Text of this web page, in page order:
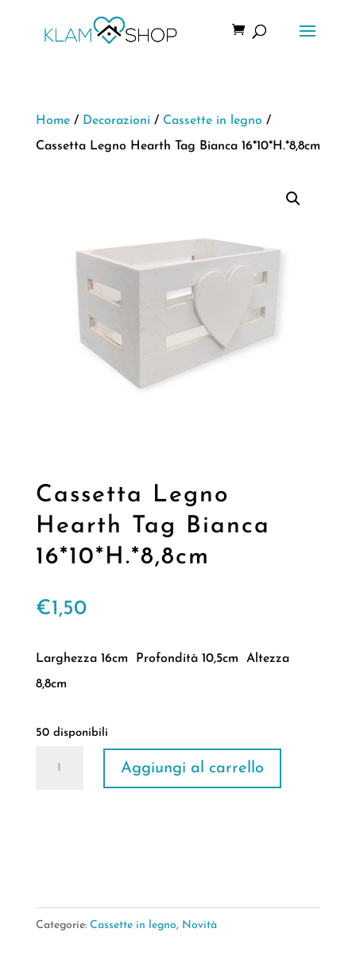
Home/ Decorazioni / Cassette in legno /
Cassetta Legno Hearth Tag Bianca 16*10*H.*8,8cm
Cassetta Legno
Hearth Tag Bianca
16*10*H.*8,8cm
€1,50
Larghezza 16cm Profondità 10,5cm Altezza
8,8cm
50 disponibili
quantità
Aggiungi al carrello
Categorie: Cassette in legno, Novità